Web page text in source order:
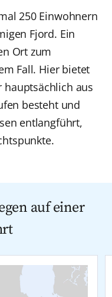
250 Einwohnern
Fjord. Ein
Ort zum
Fall. Hier bietet
hauptsächlich aus
besteht und
entlangführt,
auf einer